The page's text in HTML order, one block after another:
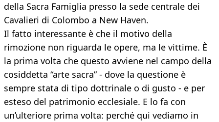
della Sacra Famiglia presso la sede centrale dei
Cavalieri di Colombo a New Haven.
Il fatto interessante è che il motivo della
rimozione non riguarda le opere, ma le vittime. È
la prima volta che questo avviene nel campo della
cosiddetta “arte sacra” - dove la questione è
sempre stata di tipo dottrinale o di gusto - e per
esteso del patrimonio ecclesiale. E lo fa con
un’ulteriore prima volta: perché qui vediamo in